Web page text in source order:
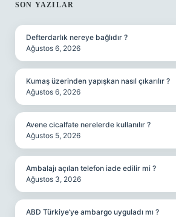
SIDEBAR
SON YAZILAR
Defterdarlık nereye bağlıdır ?
Ağustos 6, 2026
Kumaş üzerinden yapışkan nasıl çıkarılır ?
Ağustos 6, 2026
Avene cicalfate nerelerde kullanılır ?
Ağustos 5, 2026
Ambalajı açılan telefon iade edilir mi ?
Ağustos 3, 2026
ABD Türkiye’ye ambargo uyguladı mı ?